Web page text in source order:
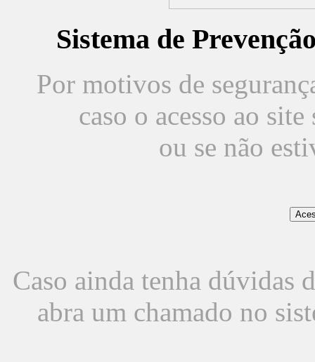
Sistema de
Por motivos de
caso o acesso ao
ou se não
Caso ainda tenha dúvidas
abra um chamado no